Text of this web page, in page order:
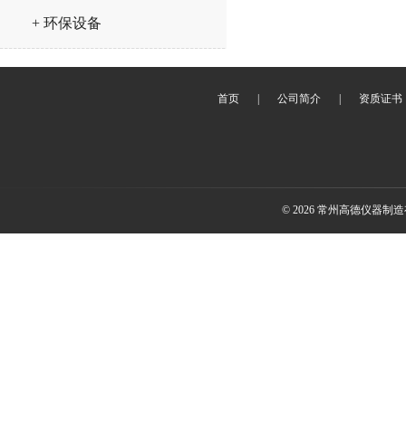
+ 环保设备
首页 公司简介 资质证书
© 2026 常州高德仪器制